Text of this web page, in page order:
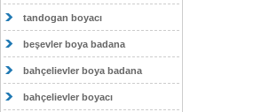
tandogan boyacı
beşevler boya badana
bahçelievler boya badana
bahçelievler boyacı